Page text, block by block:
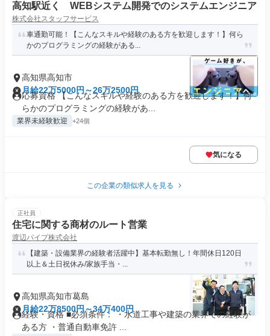
高知駅近く WEBシステム開発でのシステムエンジニア
株式会社スタッフサービス
車通勤可能！【こんなスキルや経験のある方を歓迎します！】何ら
かのプログラミングの経験がある...
高知県高知市
月給22万5000円～26万2500円
応募資格 【こんなスキルや経験のある方を歓迎します！】何
らかのプログラミングの経験があ...
業界未経験歓迎 +24個
気になる
この企業の類似求人を見る
正社員
住宅に関する商材のルート営業
渡辺パイプ株式会社
【建築・設備業界の経験者活躍中】基本転勤無し！年間休日120日
以上＆土日祝休み/家族手当・...
高知県高知市葛島
月給22万8500円～34万400円
経験・資格 ■必須条件： ・水道工事や建築の業界での経験が
ある方 ・普通自動車免許 ...